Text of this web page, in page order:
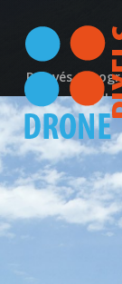
Relevé
pour
Relevés